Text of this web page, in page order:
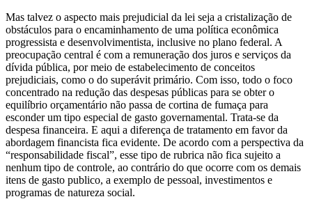
Mas talvez o aspecto mais prejudicial da lei seja a cristalização de
obstáculos para o encaminhamento de uma política econômica
progressista e desenvolvimentista, inclusive no plano federal. A
preocupação central é com a remuneração dos juros e serviços da
dívida pública, por meio de estabelecimento de conceitos
prejudiciais, como o do superávit primário. Com isso, todo o foco
concentrado na redução das despesas públicas para se obter o
equilíbrio orçamentário não passa de cortina de fumaça para
esconder um tipo especial de gasto governamental. Trata-se da
despesa financeira. E aqui a diferença de tratamento em favor da
abordagem financista fica evidente. De acordo com a perspectiva da
“responsabilidade fiscal”, esse tipo de rubrica não fica sujeito a
nenhum tipo de controle, ao contrário do que ocorre com os demais
itens de gasto publico, a exemplo de pessoal, investimentos e
programas de natureza social.